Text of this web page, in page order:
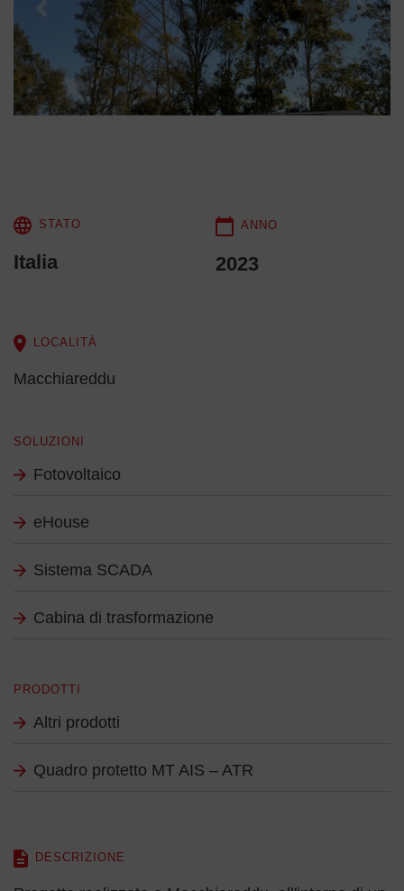
Previous Next
STATO
Italia
ANNO
2023
LOCALITÀ
Macchiareddu
SOLUZIONI
Fotovoltaico
eHouse
Sistema SCADA
Cabina di trasformazione
PRODOTTI
Altri prodotti
Quadro protetto MT AIS – ATR
DESCRIZIONE